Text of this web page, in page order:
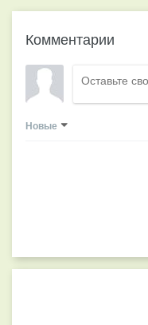
Комментарии
Новые